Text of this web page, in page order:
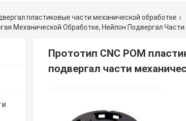
пластиковые части механической обработке
Прототип CNC POM
подвергал части